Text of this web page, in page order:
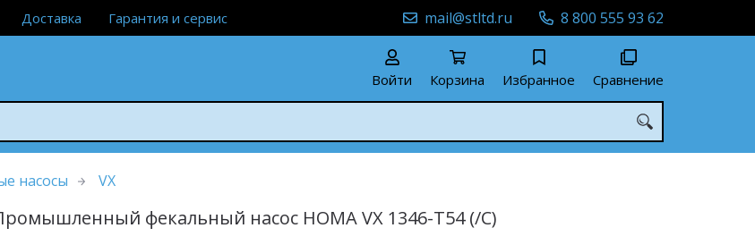
Доставка Гарантия и сервис 8 800 555 93 62
mail@stltd.ru
Войти Корзина Избранное Сравнение
насосы VX
фекальный насос HOMA VX 1346-T54 (/C)